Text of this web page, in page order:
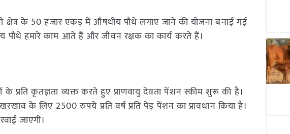
क्षेत्र के 50 हजार एकड़ में औषधीय पौधे लगाए जाने की योजना बनाई गई
पौधे हमारे काम आते हैं और जीवन रक्षक का कार्य करते हैं।
कृतज्ञता व्यक्त करते हुए प्राणवायु देवता पेंशन स्कीम शुरू की है।
के लिए 2500 रुपये प्रति वर्ष प्रति पेड़ पेंशन का प्रावधान किया है।
जाएगी।